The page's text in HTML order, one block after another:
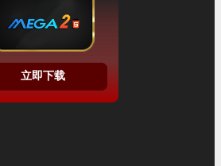
立即下载